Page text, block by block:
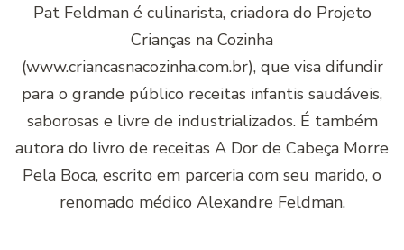
Pat Feldman é culinarista, criadora do Projeto
Crianças na Cozinha
(www.criancasnacozinha.com.br), que visa difundir
para o grande público receitas infantis saudáveis,
saborosas e livre de industrializados. É também
autora do livro de receitas A Dor de Cabeça Morre
Pela Boca, escrito em parceria com seu marido, o
renomado médico Alexandre Feldman.